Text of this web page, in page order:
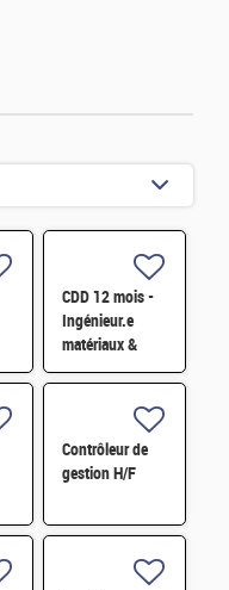
CDD 12 mois -
Ingénieur.e
matériaux &
soudage H/F
Contrôleur de
gestion H/F